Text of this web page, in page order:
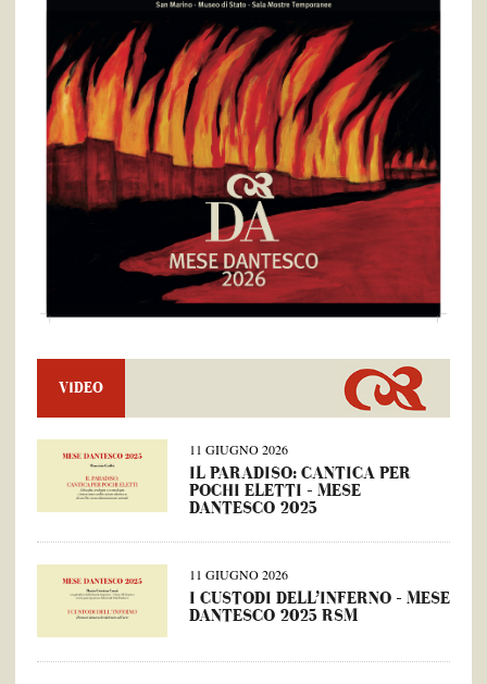
VIDEO
11 GIUGNO 2026
IL PARADISO: CANTICA PER
POCHI ELETTI – MESE
DANTESCO 2025
11 GIUGNO 2026
I CUSTODI DELL’INFERNO – MESE
DANTESCO 2025 RSM